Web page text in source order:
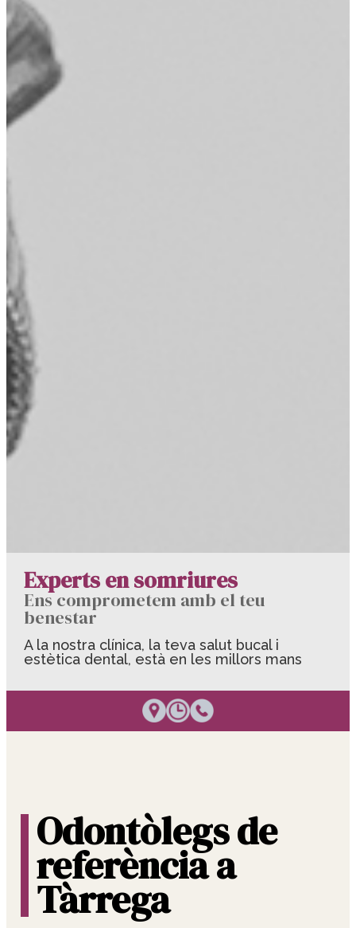
Experts en somriures
Ens comprometem amb el teu
benestar
A la nostra clínica, la teva salut bucal i
estètica dental, està en les millors mans
Odontòlegs de
referència a
Tàrrega